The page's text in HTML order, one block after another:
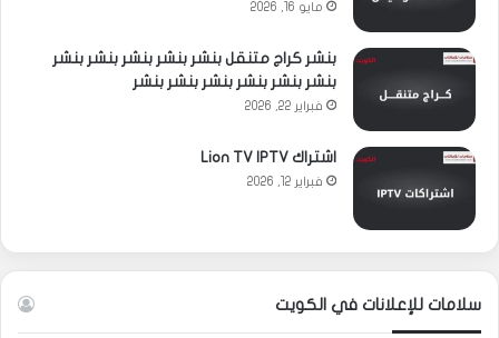
مايو 16, 2026
بنشر كراج متنقل بنشر بنشر بنشر بنشر بنشر
بنشر بنشر بنشر بنشر بنشر بنشر
فبراير 22, 2026
اشتراك Lion TV IPTV
فبراير 12, 2026
سلامات للإعلانات في الكويت